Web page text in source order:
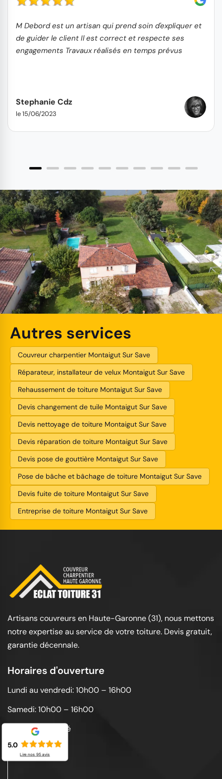
M Debord est un artisan qui prend soin d'expliquer et
de guider le client Il est correct et respecte ses
engagements Travaux réalisés en temps prévus
Stephanie Cdz
le 15/06/2023
Autres services
Couvreur charpentier Montaigut Sur Save
Réparateur, installateur de velux Montaigut Sur Save
Rehaussement de toiture Montaigut Sur Save
Devis changement de tuile Montaigut Sur Save
Devis nettoyage de toiture Montaigut Sur Save
Devis réparation de toiture Montaigut Sur Save
Devis pose de gouttière Montaigut Sur Save
Pose de bâche et bâchage de toiture Montaigut Sur Save
Devis fuite de toiture Montaigut Sur Save
Entreprise de toiture Montaigut Sur Save
Artisans couvreurs en Haute-Garonne (31), nous mettons
notre expertise au service de votre toiture. Devis gratuit,
garantie décennale.
Horaires d'ouverture
Lundi au vendredi: 10h00 – 16h00
Samedi: 10h00 – 16h00
Dimanche: Fermé
5.0
Lire nos 95avis